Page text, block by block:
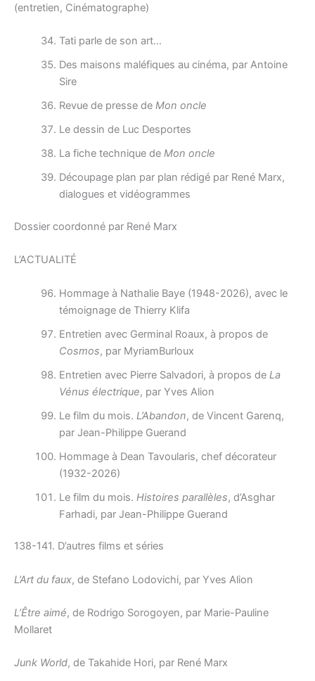
(entretien, Cinématographe)
Tati parle de son art…
Des maisons maléfiques au cinéma, par Antoine
Sire
Revue de presse de Mon oncle
Le dessin de Luc Desportes
La fiche technique de Mon oncle
Découpage plan par plan rédigé par René Marx,
dialogues et vidéogrammes
Dossier coordonné par René Marx
L’ACTUALITÉ
Hommage à Nathalie Baye (1948-2026), avec le
témoignage de Thierry Klifa
Entretien avec Germinal Roaux, à propos de
Cosmos, par MyriamBurloux
Entretien avec Pierre Salvadori, à propos de La
Vénus électrique, par Yves Alion
Le film du mois. L’Abandon, de Vincent Garenq,
par Jean-Philippe Guerand
Hommage à Dean Tavoularis, chef décorateur
(1932-2026)
Le film du mois. Histoires parallèles, d’Asghar
Farhadi, par Jean-Philippe Guerand
138-141. D’autres films et séries
L’Art du faux, de Stefano Lodovichi, par Yves Alion
L’Être aimé, de Rodrigo Sorogoyen, par Marie-Pauline
Mollaret
Junk World, de Takahide Hori, par René Marx